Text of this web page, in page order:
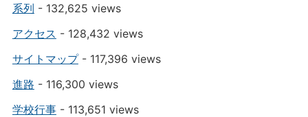
系列 - 132,625 views
アクセス - 128,432 views
サイトマップ- 117,396 views
進路 - 116,300 views
学校行事- 113,651 views